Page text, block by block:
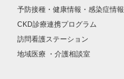
予防接種・健康情報・感染症情報
CKD診療連携プログラム
訪問看護ステーション
地域医療 ・介護相談室